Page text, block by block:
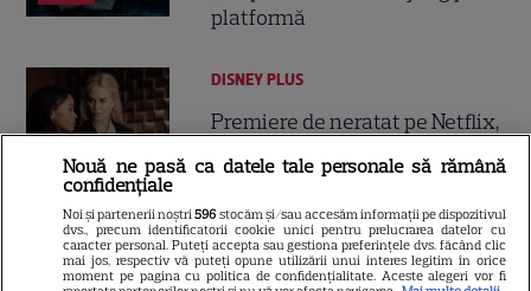
platformă
15
DISNEY PLUS
Premiere de neratat pe Netflix,
august: seriale noi, filme de
colecție și vedete de top
CINEMA
Nouă ne pasă ca datele tale personale să rămână
confidențiale
Noi și partenerii noștri596 stocăm și/sau accesăm informații pe dispozitivul
dvs., precum identificatorii cookie unici pentru prelucrarea datelor cu
caracter personal. Puteți accepta sau gestiona preferințele dvs. făcând clic
mai jos, respectiv vă puteți opune utilizării unui interes legitim în orice
moment pe pagina cu politica de confidențialitate. Aceste alegeri vor fi